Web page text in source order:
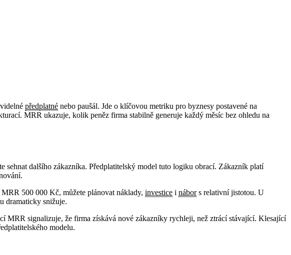
předplatné nebo paušál. Jde o klíčovou metriku pro byznesy postavené na
MRR ukazuje, kolik peněz firma stabilně generuje každý měsíc bez ohledu na
sehnat dalšího zákazníka. Předplatitelský model tuto logiku obrací. Zákazník platí
500 000 Kč, můžete plánovat náklady, investice i nábors relativní jistotou. U
dramaticky snižuje.
signalizuje, že firma získává nové zákazníky rychleji, než ztrácí stávající. Klesající
modelu.